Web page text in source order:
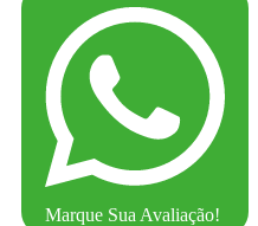
Marque Sua Avaliação!